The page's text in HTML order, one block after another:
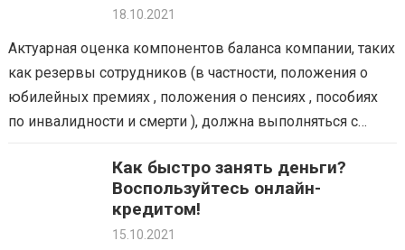
18.10.2021
Актуарная оценка компонентов баланса компании, таких
как резервы сотрудников (в частности, положения о
юбилейных премиях , положения о пенсиях , пособиях
по инвалидности и смерти ), должна выполняться с
метода. Актуарные расчеты по МСФО 19 обычно
выполняется на основе следующей…
Как быстро занять деньги?
Воспользуйтесь онлайн-
кредитом!
15.10.2021